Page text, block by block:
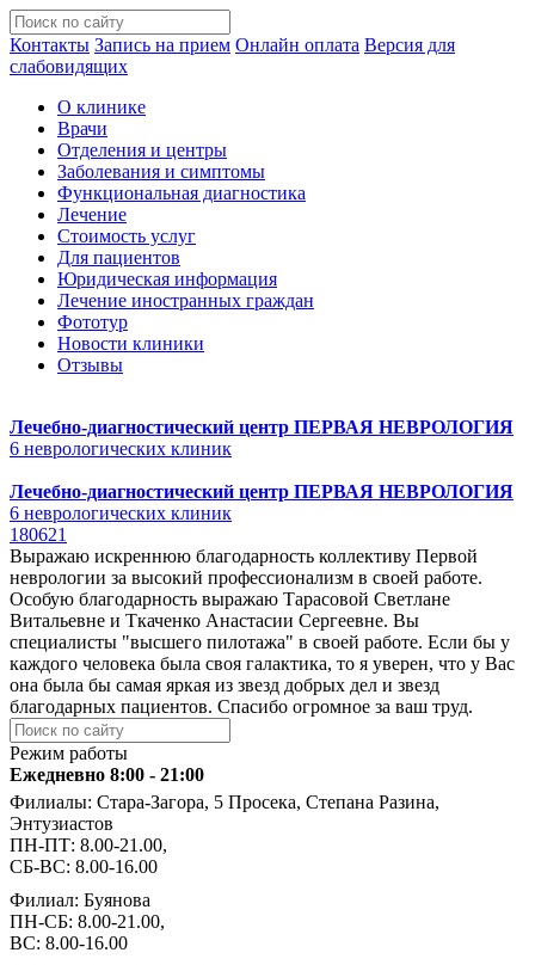
Контакты Запись на прием Онлайн оплата Версия для
слабовидящих
О клинике
Врачи
Отделения и центры
Заболевания и симптомы
Функциональная диагностика
Лечение
Стоимость услуг
Для пациентов
Юридическая информация
Лечение иностранных граждан
Фототур
Новости клиники
Отзывы
Лечебно-диагностический центр ПЕРВАЯ НЕВРОЛОГИЯ
6 неврологических клиник
Лечебно-диагностический центр ПЕРВАЯ НЕВРОЛОГИЯ
6 неврологических клиник
180621
Выражаю искреннюю благодарность коллективу Первой
неврологии за высокий профессионализм в своей работе.
Особую благодарность выражаю Тарасовой Светлане
Витальевне и Ткаченко Анастасии Сергеевне. Вы
специалисты "высшего пилотажа" в своей работе. Если бы у
каждого человека была своя галактика, то я уверен, что у Вас
она была бы самая яркая из звезд добрых дел и звезд
благодарных пациентов. Спасибо огромное за ваш труд.
Режим работы
Ежедневно 8:00 - 21:00
Филиалы: Стара-Загора, 5 Просека, Степана Разина,
Энтузиастов
ПН-ПТ: 8.00-21.00,
СБ-ВС: 8.00-16.00
Филиал: Буянова
ПН-СБ: 8.00-21.00,
ВС: 8.00-16.00